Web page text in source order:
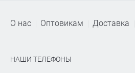
О нас Оптовикам Доставка
НАШИ ТЕЛЕФОНЫ